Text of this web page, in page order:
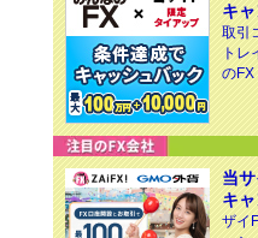
キ
取引
トレ
のFX
当
キ
ザイ